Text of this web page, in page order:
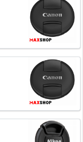
تجهیزات
مکث
پلاس
افزودن
محصول
دست
دوم
قیمت
دوربین